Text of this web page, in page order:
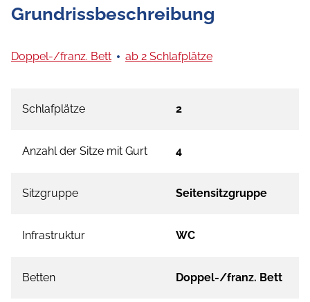
Grundrissbeschreibung
Doppel-/franz. Bett ab 2 Schlafplätze
Schlafplätze 2
Anzahl der Sitze mit Gurt 4
Sitzgruppe Seitensitzgruppe
Infrastruktur WC
Betten Doppel-/franz. Bett